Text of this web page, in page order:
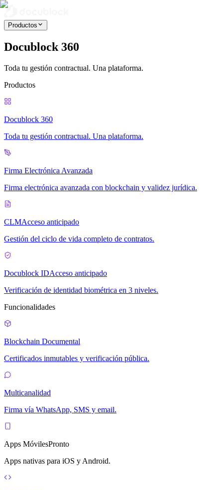
Productos
Docublock 360
Toda tu gestión contractual. Una plataforma.
Productos
Docublock 360
Toda tu gestión contractual. Una plataforma.
Firma Electrónica Avanzada
Firma electrónica avanzada con blockchain y validez jurídica.
CLMAcceso anticipado
Gestión del ciclo de vida completo de contratos.
Docublock IDAcceso anticipado
Verificación de identidad biométrica en 3 niveles.
Funcionalidades
Blockchain Documental
Certificados inmutables y verificación pública.
Multicanalidad
Firma vía WhatsApp, SMS y email.
Apps MóvilesPronto
Apps nativas para iOS y Android.